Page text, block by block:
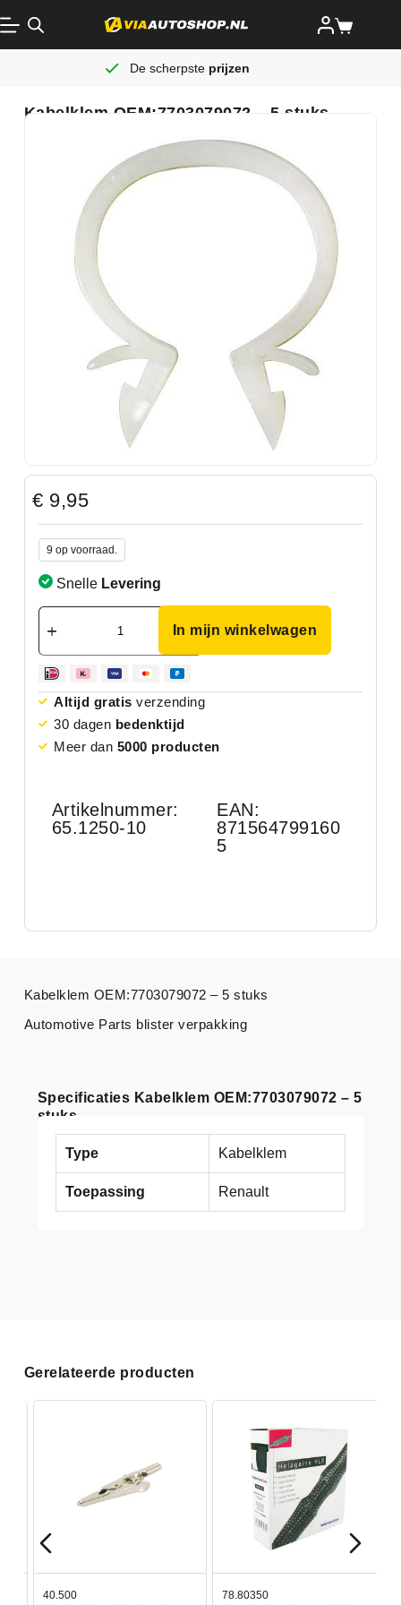
De scherpsteprijzen
Kabelklem OEM:7703079072 – 5 stuks
€ 9,95
9 op voorraad.
Snelle Levering
In mijn winkelwagen
Altijd gratis verzending
30 dagen bedenktijd
Meer dan 5000 producten
Artikelnummer:
65.1250-10
EAN:
871564799160
5
Specificaties Kabelklem OEM:7703079072 – 5
stuks
Type Kabelklem
Toepassing Renault
Kabelklem OEM:7703079072 – 5 stuks
Automotive Parts blister verpakking
Gerelateerde producten
40.500 78.80350